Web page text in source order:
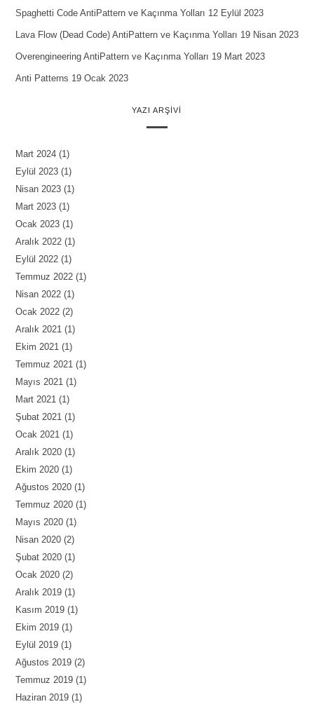
Spaghetti Code AntiPattern ve Kaçınma Yolları 12 Eylül 2023
Lava Flow (Dead Code) AntiPattern ve Kaçınma Yolları 19 Nisan 2023
Overengineering AntiPattern ve Kaçınma Yolları 19 Mart 2023
Anti Patterns 19 Ocak 2023
YAZI ARŞIVI
Mart 2024(1)
Eylül 2023(1)
Nisan 2023(1)
Mart 2023(1)
Ocak 2023(1)
Aralık 2022(1)
Eylül 2022(1)
Temmuz 2022(1)
Nisan 2022(1)
Ocak 2022(2)
Aralık 2021(1)
Ekim 2021(1)
Temmuz 2021(1)
Mayıs 2021(1)
Mart 2021(1)
Şubat 2021(1)
Ocak 2021(1)
Aralık 2020(1)
Ekim 2020(1)
Ağustos 2020(1)
Temmuz 2020(1)
Mayıs 2020(1)
Nisan 2020(2)
Şubat 2020(1)
Ocak 2020(2)
Aralık 2019(1)
Kasım 2019(1)
Ekim 2019(1)
Eylül 2019(1)
Ağustos 2019(2)
Temmuz 2019(1)
Haziran 2019(1)